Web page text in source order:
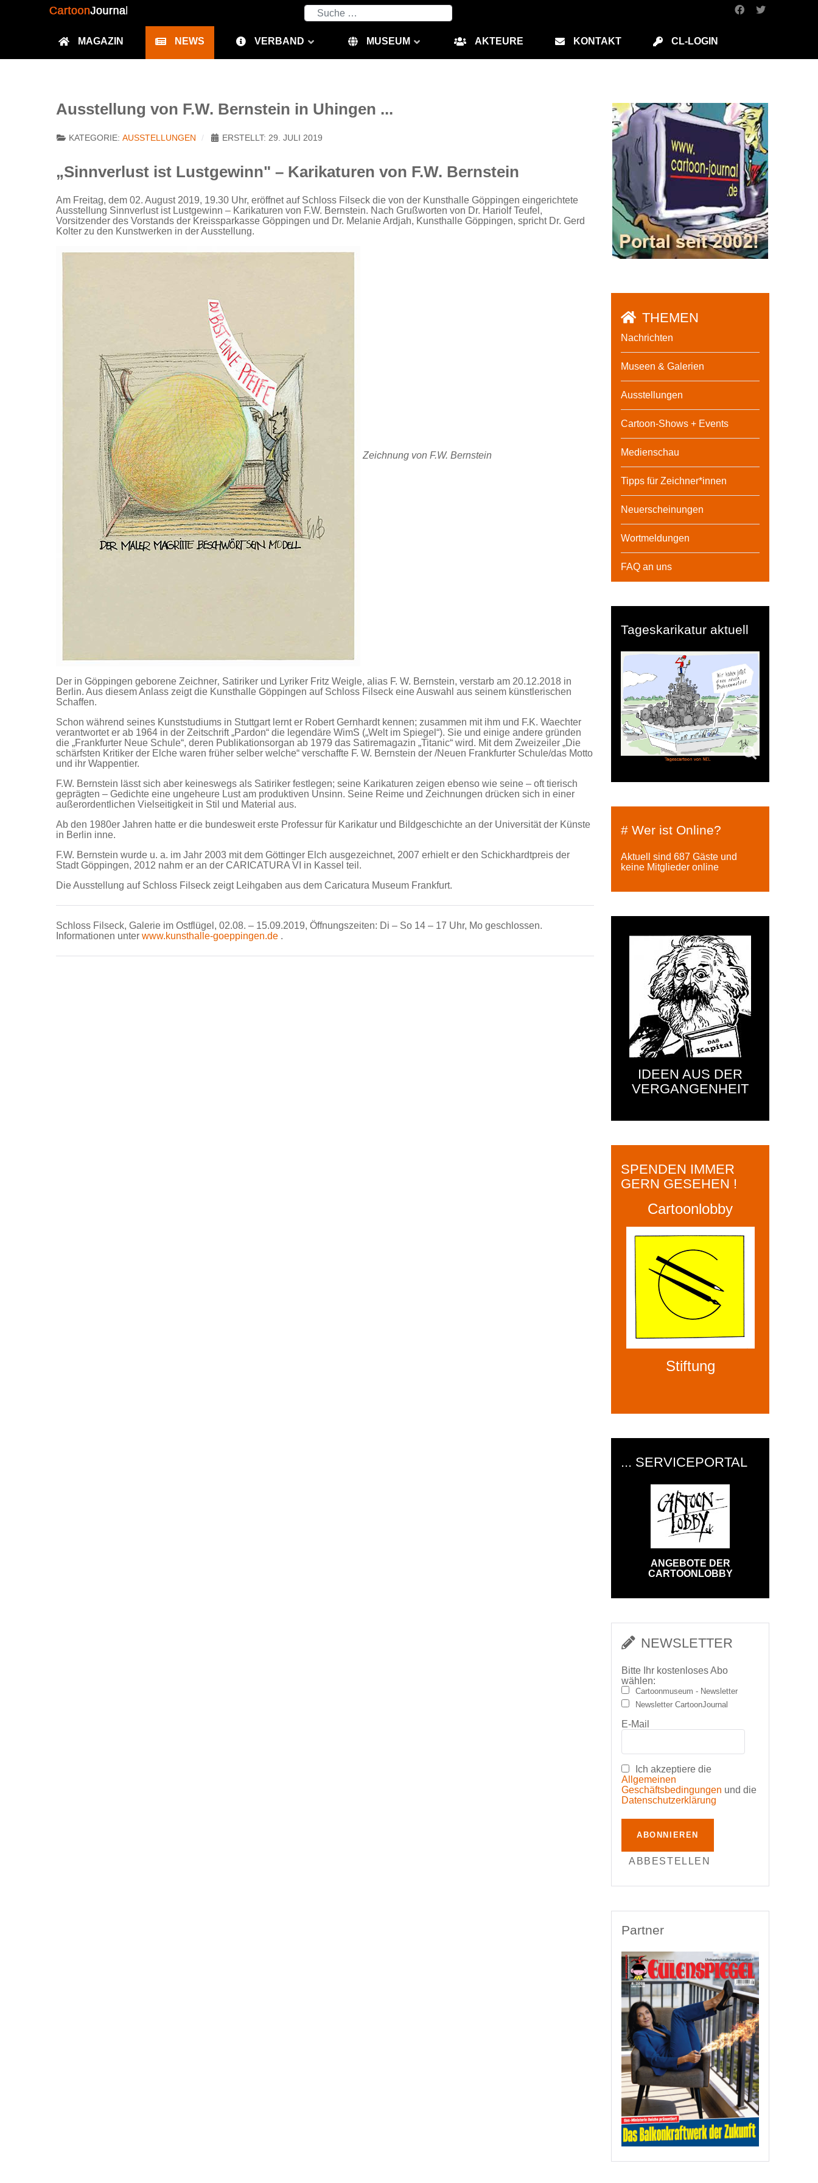
Suchen
MAGAZIN NEWS VERBAND MUSEUM AKTEURE KONTAKT CL-LOGIN
Ausstellung von F.W. Bernstein in Uhingen ...
KATEGORIE: AUSSTELLUNGEN ERSTELLT: 29. JULI 2019
„Sinnverlust ist Lustgewinn" – Karikaturen von F.W. Bernstein
Am Freitag, dem 02. August 2019, 19.30 Uhr, eröffnet auf Schloss Filseck die von der Kunsthalle Göppingen eingerichtete
Ausstellung Sinnverlust ist Lustgewinn – Karikaturen von F.W. Bernstein. Nach Grußworten von Dr. Hariolf Teufel,
Vorsitzender des Vorstands der Kreissparkasse Göppingen und Dr. Melanie Ardjah, Kunsthalle Göppingen, spricht Dr. Gerd
Kolter zu den Kunstwerken in der Ausstellung.
Zeichnung von F.W. Bernstein
Der in Göppingen geborene Zeichner‚ Satiriker und Lyriker Fritz Weigle, alias F. W. Bernstein, verstarb am 20.12.2018 in
Berlin. Aus diesem Anlass zeigt die Kunsthalle Göppingen auf Schloss Filseck eine Auswahl aus seinem künstlerischen
Schaffen.
Schon während seines Kunststudiums in Stuttgart lernt er Robert Gernhardt kennen; zusammen mit ihm und F.K. Waechter
verantwortet er ab 1964 in der Zeitschrift „Pardon“ die legendäre WimS („Welt im Spiegel“). Sie und einige andere gründen
die „Frankfurter Neue Schule“, deren Publikationsorgan ab 1979 das Satiremagazin „Titanic“ wird. Mit dem Zweizeiler „Die
schärfsten Kritiker der Elche waren früher selber welche“ verschaffte F. W. Bernstein der /Neuen Frankfurter Schule/das Motto
und ihr Wappentier.
F.W. Bernstein lässt sich aber keineswegs als Satiriker festlegen; seine Karikaturen zeigen ebenso wie seine – oft tierisch
geprägten – Gedichte eine ungeheure Lust am produktiven Unsinn. Seine Reime und Zeichnungen drücken sich in einer
außerordentlichen Vielseitigkeit in Stil und Material aus.
Ab den 1980er Jahren hatte er die bundesweit erste Professur für Karikatur und Bildgeschichte an der Universität der Künste
in Berlin inne.
F.W. Bernstein wurde u. a. im Jahr 2003 mit dem Göttinger Elch ausgezeichnet, 2007 erhielt er den Schickhardtpreis der
Stadt Göppingen, 2012 nahm er an der CARICATURA VI in Kassel teil.
Die Ausstellung auf Schloss Filseck zeigt Leihgaben aus dem Caricatura Museum Frankfurt.
Schloss Filseck, Galerie im Ostflügel, 02.08. – 15.09.2019, Öffnungszeiten: Di – So 14 – 17 Uhr, Mo geschlossen.
Informationen unter www.kunsthalle-goeppingen.de .
THEMEN
Nachrichten
Museen & Galerien
Ausstellungen
Cartoon-Shows + Events
Medienschau
Tipps für Zeichner*innen
Neuerscheinungen
Wortmeldungen
FAQ an uns
Tageskarikatur aktuell
# Wer ist Online?
Aktuell sind 687 Gäste und
keine Mitglieder online
IDEEN AUS DER
VERGANGENHEIT
SPENDEN IMMER
GERN GESEHEN !
Cartoonlobby
Stiftung
... SERVICEPORTAL
ANGEBOTE DER
CARTOONLOBBY
NEWSLETTER
Bitte Ihr kostenloses Abo
wählen:
Cartoonmuseum - Newsletter
Newsletter CartoonJournal
E-Mail
Ich akzeptiere die
Allgemeinen
Geschäftsbedingungen und die
Datenschutzerklärung
ABONNIEREN
ABBESTELLEN
Partner